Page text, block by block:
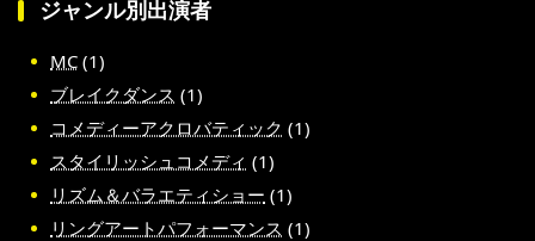
ジャンル別出演者
MC (1)
ブレイクダンス (1)
コメディーアクロバティック (1)
スタイリッシュコメディ (1)
リズム＆バラエティショー (1)
リングアートパフォーマンス (1)